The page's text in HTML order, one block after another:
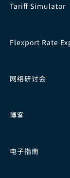
Tariff Simulator
Flexport Rate
网络研讨会
博客
电子指南